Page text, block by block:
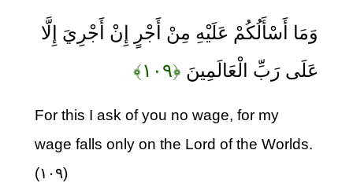
وَمَا أَسْأَلُكُمْ عَلَيْهِ مِنْ أَجْرٍ إِنْ أَجْرِيَ إِلَّا
عَلَى رَبِّ الْعَالَمِينَ ﴿۱۰۹﴾
For this I ask of you no wage, for my
wage falls only on the Lord of the Worlds.
(۱۰۹)